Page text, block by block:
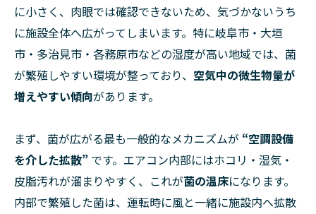
に小さく、肉眼では確認できないため、気づかないうち
に施設全体へ広がってしまいます。特に岐阜市・大垣
市・多治見市・各務原市などの湿度が高い地域では、菌
が繁殖しやすい環境が整っており、 空気中の微生物量が
増えやすい傾向があります。
まず、菌が広がる最も一般的なメカニズムが “空調設備
を介した拡散” です。エアコン内部にはホコリ・湿気・
皮脂汚れが溜まりやすく、これが菌の温床になります。
内部で繁殖した菌は、運転時に風と一緒に施設内へ拡散